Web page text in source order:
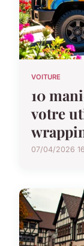
VOITURE
10
votre
07/04/2026